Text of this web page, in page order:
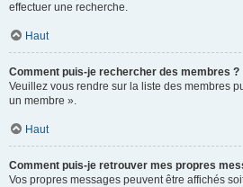
effectuer une recherche.
Haut
Comment puis-je rechercher des membres ?
Veuillez vous rendre sur la liste des membres
un membre ».
Haut
Comment puis-je retrouver mes propres
Vos propres messages peuvent être affichés